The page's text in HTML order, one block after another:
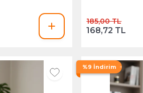
185,00 TL
168,72 TL
%9 İndirim